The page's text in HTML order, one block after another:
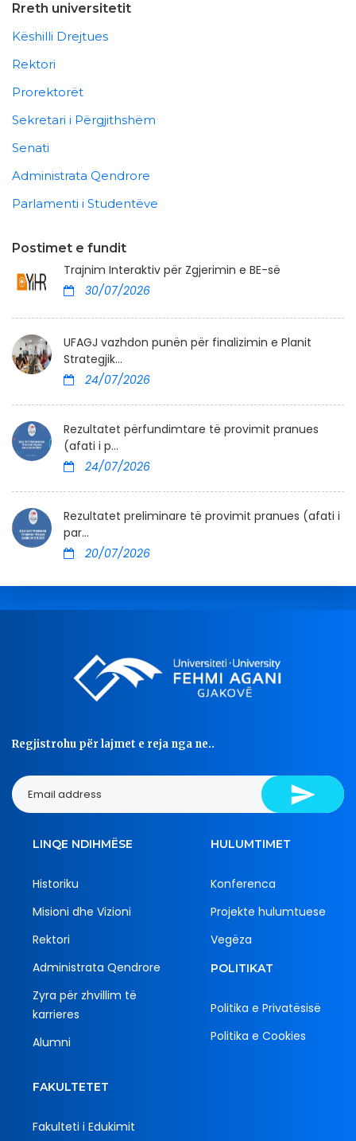
Rreth universitetit
Këshilli Drejtues
Rektori
Prorektorët
Sekretari i Përgjithshëm
Senati
Administrata Qendrore
Parlamenti i Studentëve
Postimet e fundit
Trajnim Interaktiv për Zgjerimin e BE-së
30/07/2026
UFAGJ vazhdon punën për finalizimin e Planit
Strategjik...
24/07/2026
Rezultatet përfundimtare të provimit pranues
(afati i p...
24/07/2026
Rezultatet preliminare të provimit pranues (afati i
par...
20/07/2026
Regjistrohu për lajmet e reja nga ne..
LINQE NDIHMËSE
Historiku
Misioni dhe Vizioni
Rektori
Administrata Qendrore
Zyra për zhvillim të
karrieres
Alumni
HULUMTIMET
Konferenca
Projekte hulumtuese
Vegëza
POLITIKAT
Politika e Privatësisë
Politika e Cookies
FAKULTETET
Fakulteti i Edukimit